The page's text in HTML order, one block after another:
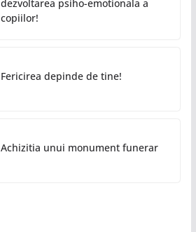
dezvoltarea psiho-emotionala a
copiilor!
Fericirea depinde de tine!
Achizitia unui monument funerar